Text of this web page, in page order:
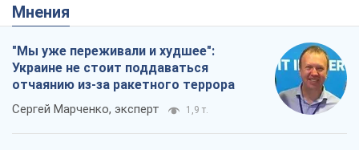
Мнения
"Мы уже переживали и худшее":
Украине не стоит поддаваться
отчаянию из-за ракетного террора
Сергей Марченко, эксперт 1,9 т.